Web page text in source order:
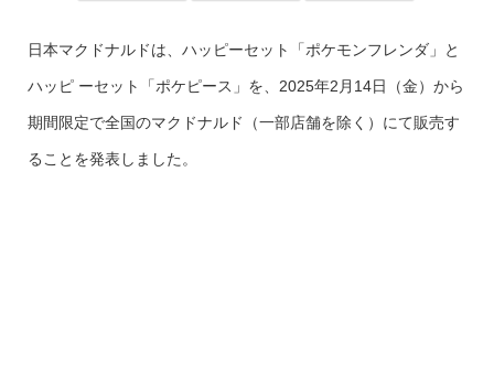
日本マクドナルドは、ハッピーセット「ポケモンフレンダ」と
ハッピ ーセット「ポケピース」を、2025年2月14日（金）から
期間限定で全国のマクドナルド（一部店舗を除く）にて販売す
ることを発表しました。